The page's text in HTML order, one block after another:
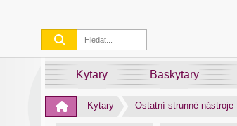
Kytary Baskytary
Kytary Ostatní strunné nástroje